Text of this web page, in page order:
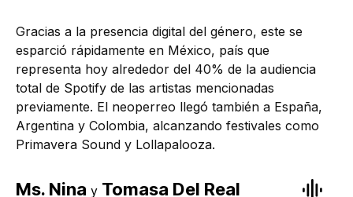
Gracias a la presencia digital del género, este se
esparció rápidamente en México, país que
representa hoy alrededor del 40% de la audiencia
total de Spotify de las artistas mencionadas
previamente. El neoperreo llegó también a España,
Argentina y Colombia, alcanzando festivales como
Primavera Sound y Lollapalooza.